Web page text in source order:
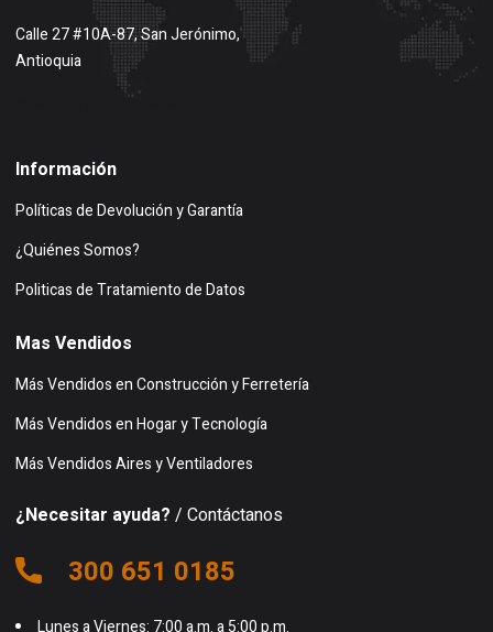
Calle 27 #10A-87, San Jerónimo,
Antioquia
Información
Políticas de Devolución y Garantía
¿Quiénes Somos?
Politicas de Tratamiento de Datos
Mas Vendidos
Más Vendidos en Construcción y Ferretería
Más Vendidos en Hogar y Tecnología
Más Vendidos Aires y Ventiladores
¿Necesitar ayuda? / Contáctanos
300 651 0185
Lunes a Viernes: 7:00 a.m. a 5:00 p.m.